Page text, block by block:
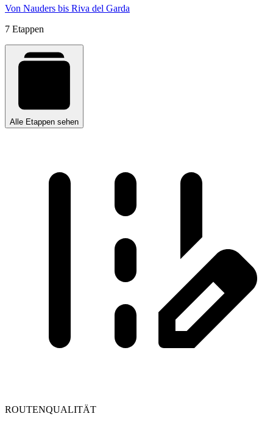
Von Nauders bis Riva del Garda
7 Etappen
Alle Etappen sehen
ROUTENQUALITÄT